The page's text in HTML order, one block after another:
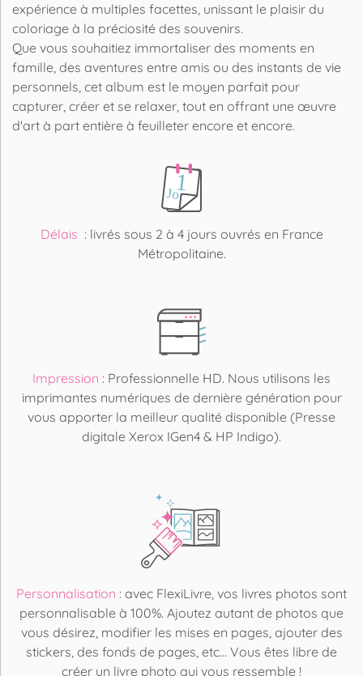
expérience à multiples facettes, unissant le plaisir du
coloriage à la préciosité des souvenirs.
Que vous souhaitiez immortaliser des moments en
famille, des aventures entre amis ou des instants de vie
personnels, cet album est le moyen parfait pour
capturer, créer et se relaxer, tout en offrant une œuvre
d'art à part entière à feuilleter encore et encore.
Délais : livrés sous 2 à 4 jours ouvrés en France
Métropolitaine.
Impression : Professionnelle HD. Nous utilisons les
imprimantes numériques de dernière génération pour
vous apporter la meilleur qualité disponible (Presse
digitale Xerox IGen4 & HP Indigo).
Personnalisation : avec FlexiLivre, vos livres photos sont
personnalisable à 100%. Ajoutez autant de photos que
vous désirez, modifier les mises en pages, ajouter des
stickers, des fonds de pages, etc... Vous êtes libre de
créer un livre photo qui vous ressemble !